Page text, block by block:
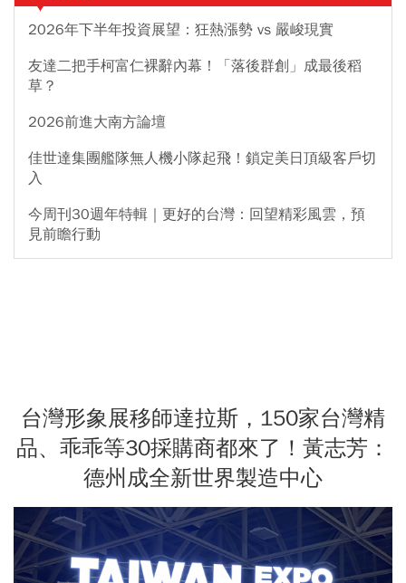
2026年下半年投資展望：狂熱漲勢 vs 嚴峻現實
友達二把手柯富仁裸辭內幕！「落後群創」成最後稻
草？
2026前進大南方論壇
佳世達集團艦隊無人機小隊起飛！鎖定美日頂級客戶切
入
今周刊30週年特輯｜更好的台灣：回望精彩風雲，預
見前瞻行動
台灣形象展移師達拉斯，150家台灣精
品、乖乖等30採購商都來了！黃志芳：
德州成全新世界製造中心